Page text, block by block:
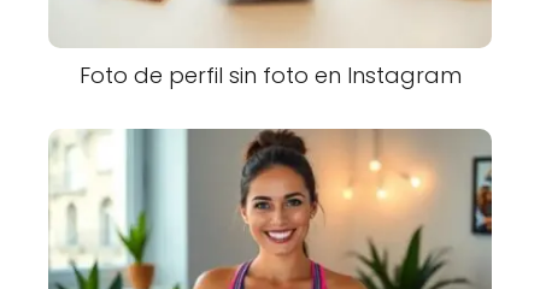
Foto de perfil sin foto en Instagram